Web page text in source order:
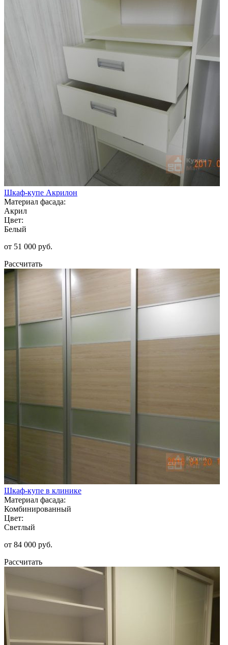
Шкаф-купе Акрилон
Материал фасада:
Акрил
Цвет:
Белый
от 51 000 руб.
Рассчитать
Шкаф-купе в клинике
Материал фасада:
Комбинированный
Цвет:
Светлый
от 84 000 руб.
Рассчитать